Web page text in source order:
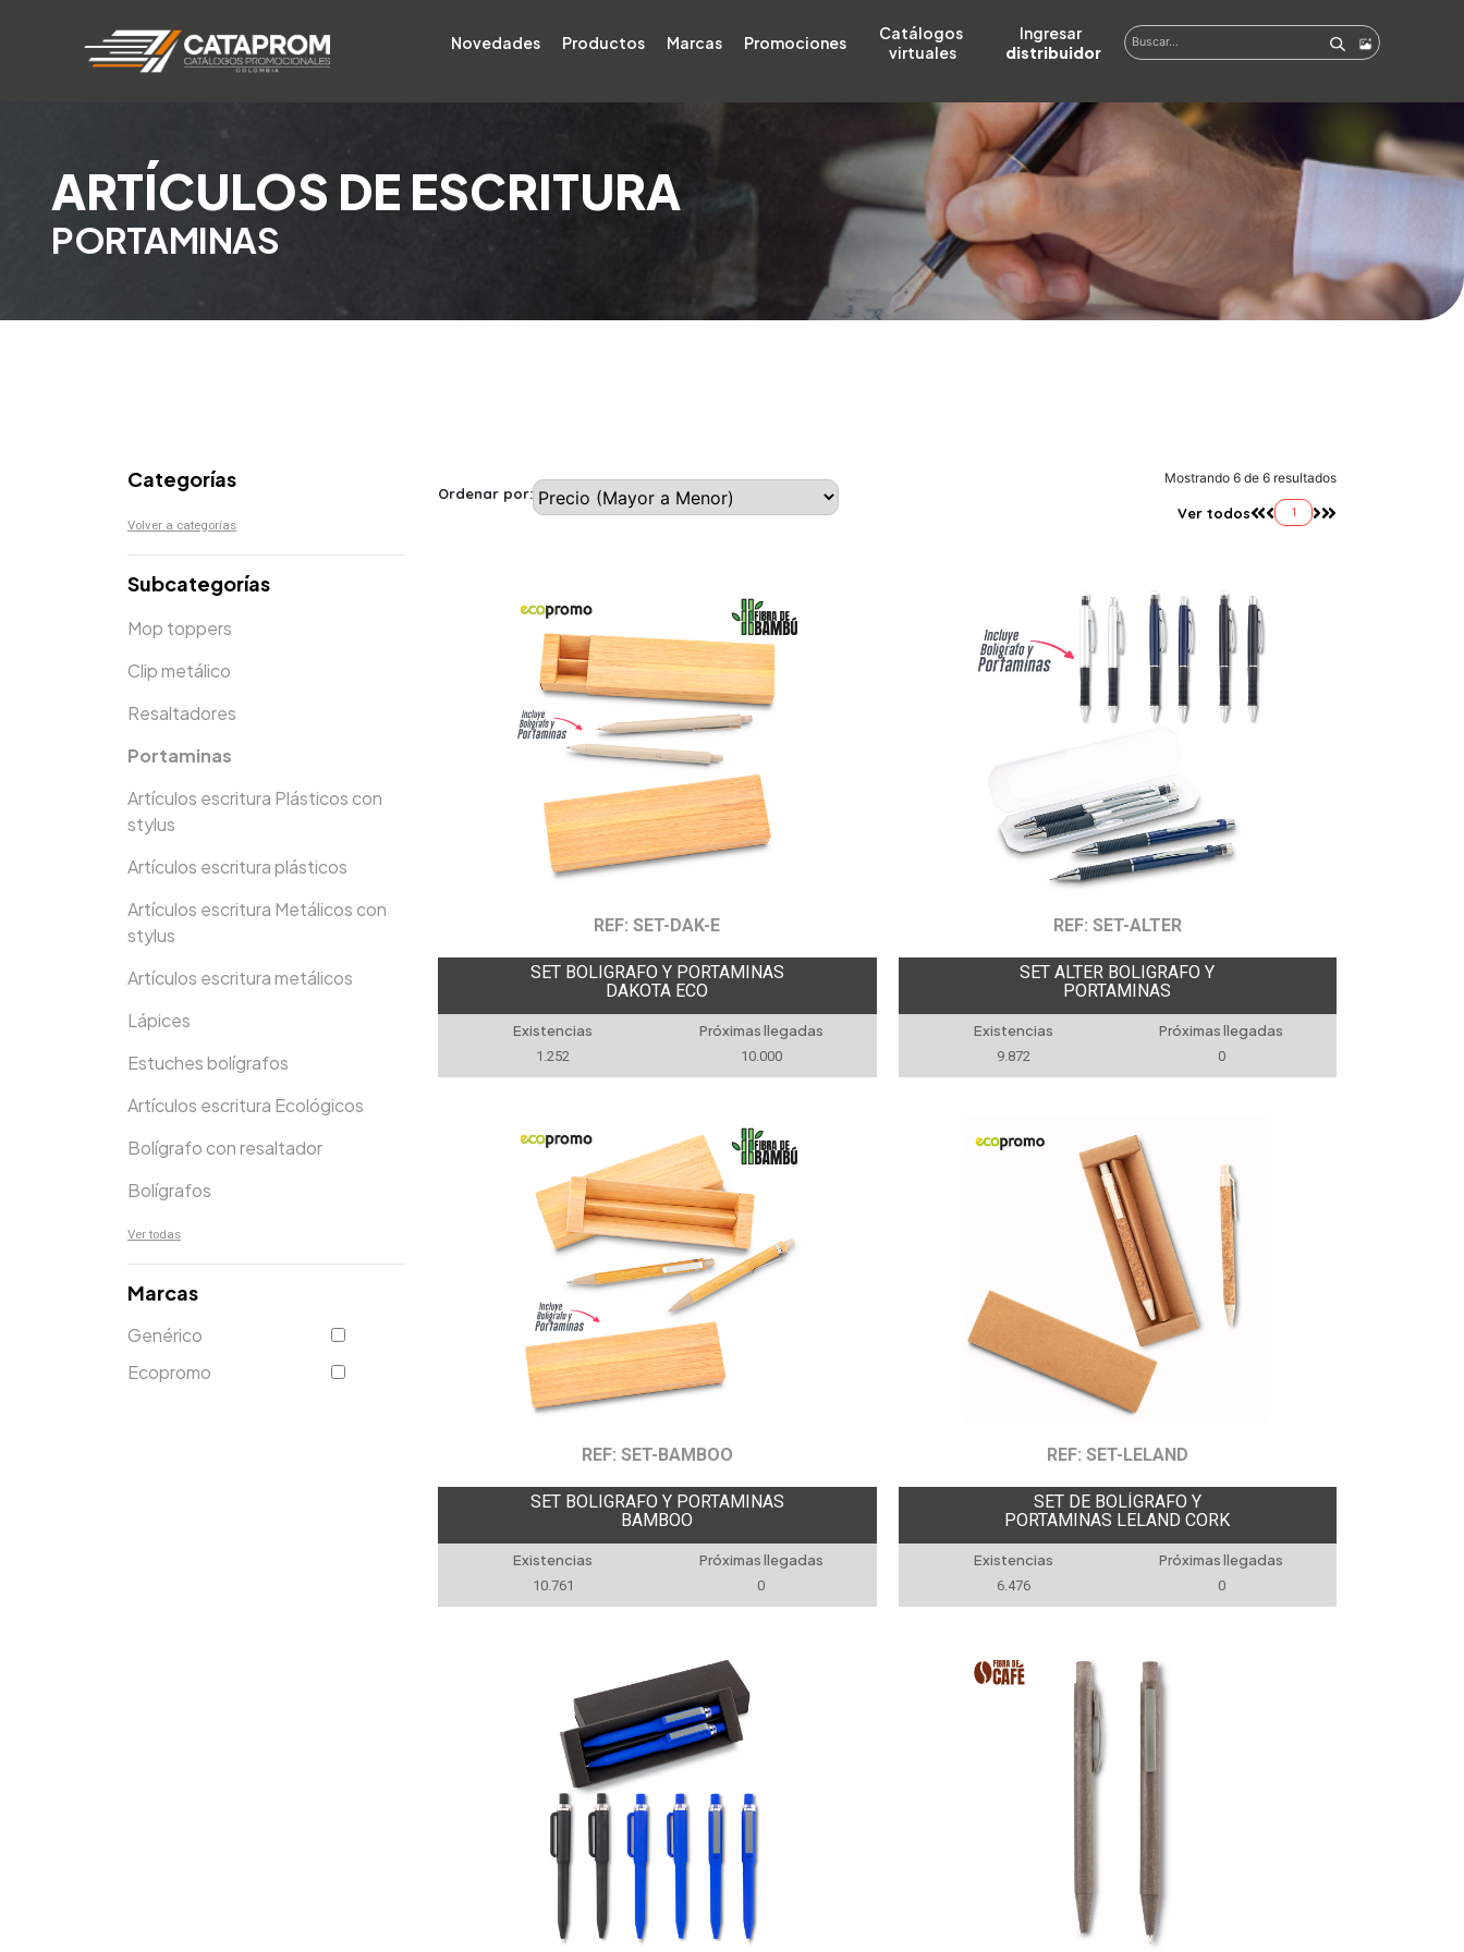
Novedades Productos Marcas Promociones
Catálogos
virtuales
distribuidor
ARTÍCULOS DE ESCRITURA
PORTAMINAS
Categorías
Volver a categorías
Subcategorías
Mop toppers
Clip metálico
Resaltadores
Portaminas
Artículos escritura Plásticos con
stylus
Artículos escritura plásticos
Artículos escritura Metálicos con
stylus
Artículos escritura metálicos
Lápices
Estuches bolígrafos
Artículos escritura Ecológicos
Bolígrafo con resaltador
Bolígrafos
Ver todas
Marcas
Genérico
Ecopromo
Ordenar por:
Mostrando 6 de 6 resultados
Ver todos 1
REF: SET-DAK-E
SET BOLIGRAFO Y PORTAMINAS
DAKOTA ECO
Existencias
1.252
Próximas llegadas
10.000
REF: SET-ALTER
SET ALTER BOLIGRAFO Y
PORTAMINAS
Existencias
9.872
Próximas llegadas
0
REF: SET-BAMBOO
SET BOLIGRAFO Y PORTAMINAS
BAMBOO
Existencias
10.761
Próximas llegadas
0
REF: SET-LELAND
SET DE BOLÍGRAFO Y
PORTAMINAS LELAND CORK
Existencias
6.476
Próximas llegadas
0